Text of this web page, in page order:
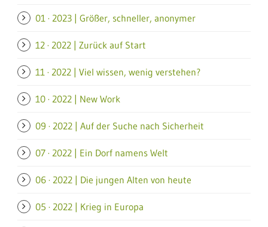
01 · 2023 | Größer, schneller, anonymer
12 · 2022 | Zurück auf Start
11 · 2022 | Viel wissen, wenig verstehen?
10 · 2022 | New Work
09 · 2022 | Auf der Suche nach Sicherheit
07 · 2022 | Ein Dorf namens Welt
06 · 2022 | Die jungen Alten von heute
05 · 2022 | Krieg in Europa